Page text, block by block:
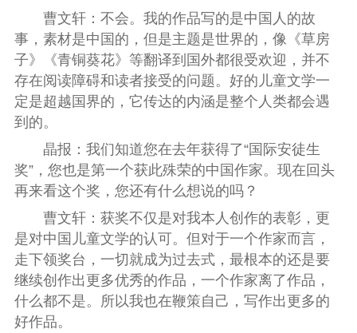
曹文轩：不会。我的作品写的是中国人的故
事，素材是中国的，但是主题是世界的，像《草房
子》《青铜葵花》等翻译到国外都很受欢迎，并不
存在阅读障碍和读者接受的问题。好的儿童文学一
定是超越国界的，它传达的内涵是整个人类都会遇
到的。
晶报：我们知道您在去年获得了“国际安徒生
奖”，您也是第一个获此殊荣的中国作家。现在回头
再来看这个奖，您还有什么想说的吗？
曹文轩：获奖不仅是对我本人创作的表彰，更
是对中国儿童文学的认可。但对于一个作家而言，
走下领奖台，一切就成为过去式，最根本的还是要
继续创作出更多优秀的作品，一个作家离了作品，
什么都不是。所以我也在鞭策自己，写作出更多的
好作品。